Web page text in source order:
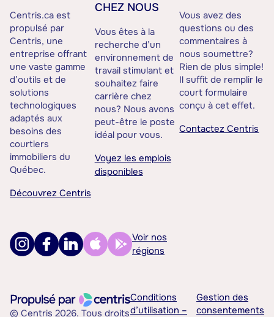
Centris.ca est
propulsé par
Centris, une
entreprise offrant
une vaste gamme
d’outils et de
solutions
technologiques
adaptés aux
besoins des
courtiers
immobiliers du
Québec.
Découvrez Centris
CHEZ NOUS
Vous êtes à la
recherche d’un
environnement de
travail stimulant et
souhaitez faire
carrière chez
nous? Nous avons
peut-être le poste
idéal pour vous.
Voyez les emplois
disponibles
Vous avez des
questions ou des
commentaires à
nous soumettre?
Rien de plus simple!
Il suffit de remplir le
court formulaire
conçu à cet effet.
Contactez Centris
Voir nos
régions
© Centris 2026. Tous droits
Conditions
d’utilisation –
Gestion des
consentements